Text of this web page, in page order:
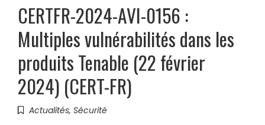
CERTFR-2024-AVI-0156 :
Multiples vulnérabilités dans les
produits Tenable (22 février
2024) (CERT-FR)
Actualités, Sécurité